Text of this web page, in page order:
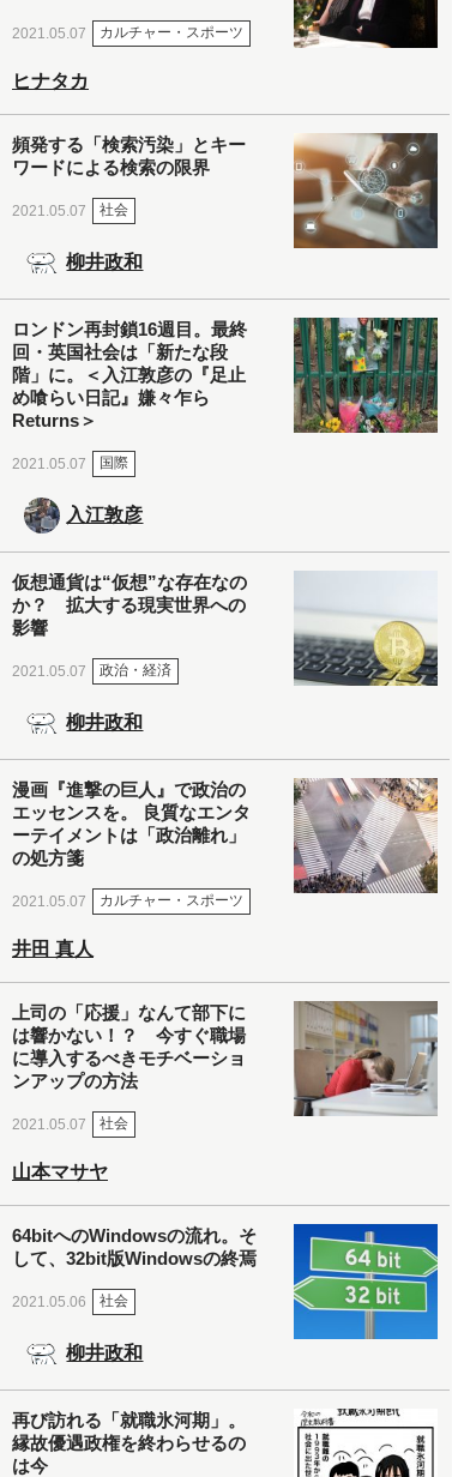
2021.05.07 カルチャー・スポーツ
ヒナタカ
頻発する「検索汚染」とキー
ワードによる検索の限界
2021.05.07 社会
柳井政和
ロンドン再封鎖16週目。最終
回・英国社会は「新たな段
階」に。＜入江敦彦の『足止
め喰らい日記』嫌々乍ら
Returns＞
2021.05.07 国際
入江敦彦
仮想通貨は“仮想”な存在なの
か？ 拡大する現実世界への
影響
2021.05.07 政治・経済
柳井政和
漫画『進撃の巨人』で政治の
エッセンスを。 良質なエンタ
ーテイメントは「政治離れ」
の処方箋
2021.05.07 カルチャー・スポーツ
井田 真人
上司の「応援」なんて部下に
は響かない！？ 今すぐ職場
に導入するべきモチベーショ
ンアップの方法
2021.05.07 社会
山本マサヤ
64bitへのWindowsの流れ。そ
して、32bit版Windowsの終焉
2021.05.06 社会
柳井政和
再び訪れる「就職氷河期」。
縁故優遇政権を終わらせるの
は今